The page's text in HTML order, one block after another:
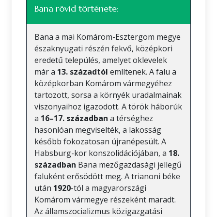
Bana rövid története:
Bana a mai Komárom-Esztergom megye
északnyugati részén fekvő, középkori
eredetű település, amelyet oklevelek
már a 13. századtól említenek. A falu a
középkorban Komárom vármegyéhez
tartozott, sorsa a környék uradalmainak
viszonyaihoz igazodott. A török háborúk
a 16–17. században a térséghez
hasonlóan megviselték, a lakosság
később fokozatosan újranépesült. A
Habsburg-kor konszolidációjában, a 18.
században Bana mezőgazdasági jellegű
faluként erősödött meg. A trianoni béke
után 1920-tól a magyarországi
Komárom vármegye részeként maradt.
Az államszocializmus közigazgatási